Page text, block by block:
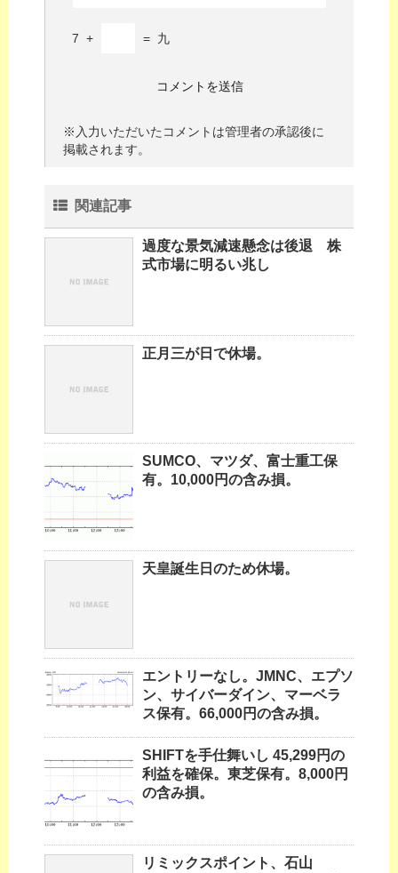
7 + = 九
※入力いただいたコメントは管理者の承認後に
掲載されます。
関連記事
過度な景気減速懸念は後退 株
式市場に明るい兆し
正月三が日で休場。
SUMCO、マツダ、富士重工保
有。10,000円の含み損。
天皇誕生日のため休場。
エントリーなし。JMNC、エプソ
ン、サイバーダイン、マーベラ
ス保有。66,000円の含み損。
SHIFTを手仕舞いし 45,299円の
利益を確保。東芝保有。8,000円
の含み損。
リミックスポイント、石山